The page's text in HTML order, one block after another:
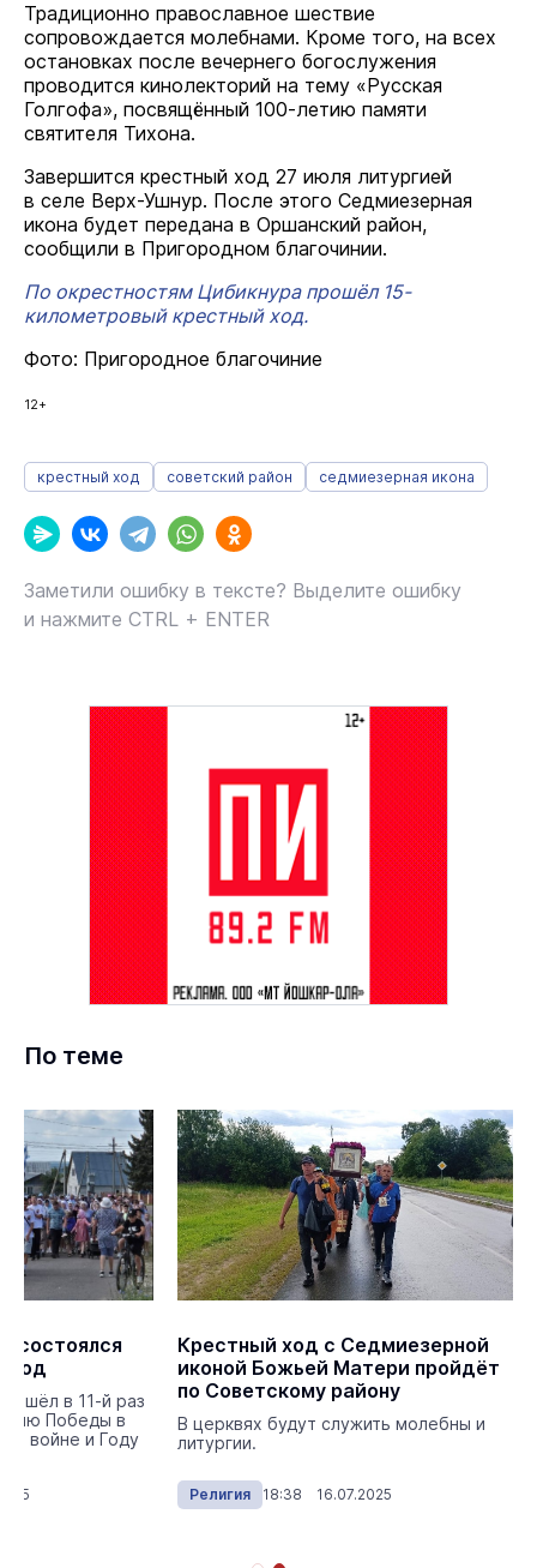
Традиционно православное шествие
сопровождается молебнами. Кроме того, на всех
остановках после вечернего богослужения
проводится кинолекторий на тему «Русская
Голгофа», посвящённый 100-летию памяти
святителя Тихона.
Завершится крестный ход 27 июля литургией
в селе Верх-Ушнур. После этого Седмиезерная
икона будет передана в Оршанский район,
сообщили в Пригородном благочинии.
По окрестностям Цибикнура прошёл 15-
километровый крестный ход.
Фото: Пригородное благочиние
12+
крестный ход советский район седмиезерная икона
Заметили ошибку в тексте? Выделите ошибку
и нажмите CTRL + ENTER
По теме
состоялся
ход
в 11-й раз
Победы в
войне и Году
Крестный ход с Седмиезерной
иконой Божьей Матери пройдёт
по Советскому району
В церквях будут служить молебны и
литургии.
Религия 18:38 16.07.2025